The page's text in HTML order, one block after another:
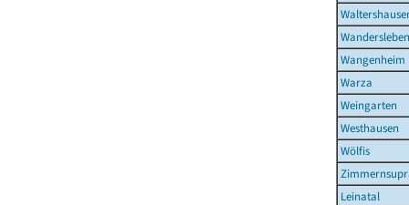
Wandersleben
Wangenheim
Warza
Weingarten
Westhausen
Wölfis
Leinatal